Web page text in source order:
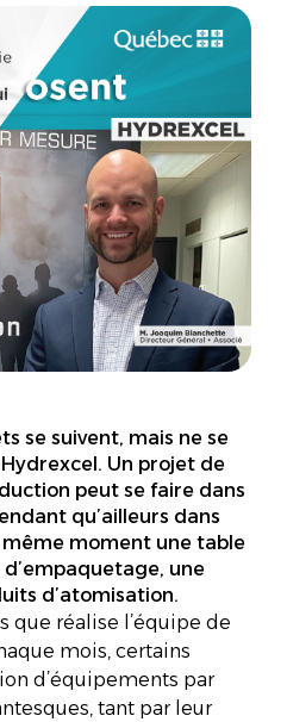
se suivent, mais ne se
Un projet de
peut se faire dans
qu’ailleurs dans
moment une table
une
d’atomisation.
que réalise l’équipe de
mois, certains
d’équipements par
tant par leur